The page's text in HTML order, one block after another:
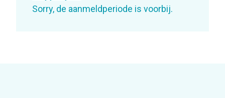
Sorry, de aanmeldperiode is voorbij.